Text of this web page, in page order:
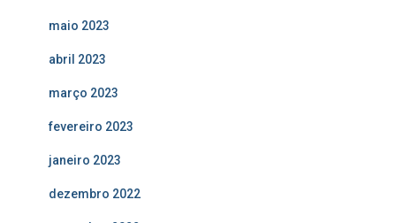
maio 2023
abril 2023
março 2023
fevereiro 2023
janeiro 2023
dezembro 2022